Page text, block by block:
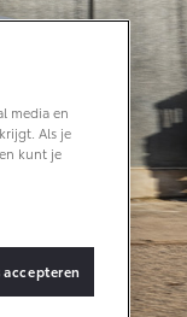
C-HR
ELEKTRISCH
media en
Als je
kunt je